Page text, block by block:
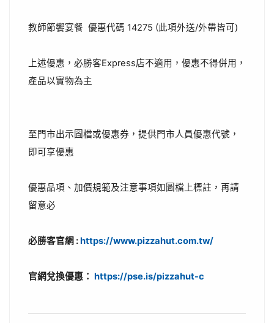
教師節饗宴餐 優惠代碼 14275 (此項外送/外帶皆可)
上述優惠，必勝客Express店不適用，優惠不得併用，
產品以實物為主
至門市出示圖檔或優惠券，提供門市人員優惠代號，
即可享優惠
優惠品項、加價規範及注意事項如圖檔上標註，再請
留意必
必勝客官網 :https://www.pizzahut.com.tw/
官網兌換優惠： https://pse.is/pizzahut-c